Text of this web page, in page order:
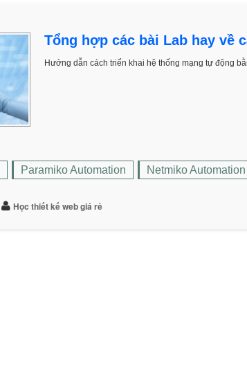
Tổng hợp các bài Lab hay về
Hướng dẫn cách triển khai hệ thống mạng tự động
Paramiko Automation Netmiko Automation
Học thiết kế web giá rẻ